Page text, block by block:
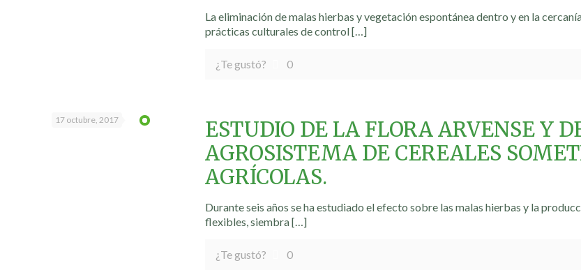
La eliminación de malas hierbas y vegetación espontánea dentro y en la
prácticas culturales de control[…]
¿Te gustó? 0
17 octubre, 2017
ESTUDIO DE LA FLORA ARVENSE Y
AGROSISTEMA DE CEREALES
AGRÍCOLAS.
Durante seis años se ha estudiado el efecto sobre las malas hierbas y la
flexibles, siembra[…]
¿Te gustó? 0